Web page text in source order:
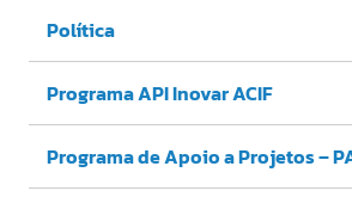
Política
Programa API Inovar ACIF
Programa de Apoio a Projetos –